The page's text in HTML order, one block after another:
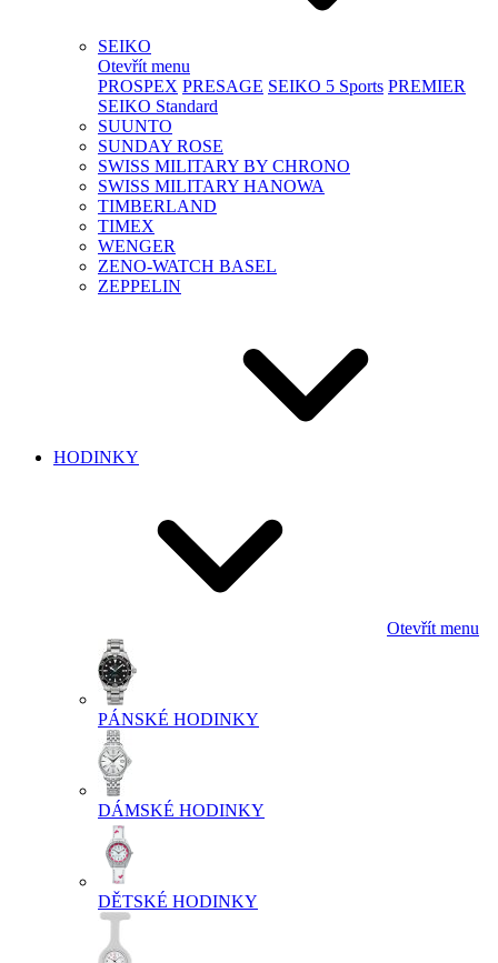
SEIKO
Otevřít menu
PROSPEX PRESAGE SEIKO 5 Sports PREMIER
SEIKO Standard
SUUNTO
SUNDAY ROSE
SWISS MILITARY BY CHRONO
SWISS MILITARY HANOWA
TIMBERLAND
TIMEX
WENGER
ZENO-WATCH BASEL
ZEPPELIN
HODINKY
Otevřít menu
PÁNSKÉ HODINKY
DÁMSKÉ HODINKY
DĚTSKÉ HODINKY